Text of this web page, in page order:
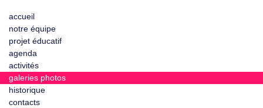
accueil
notre équipe
projet éducatif
agenda
activités
galeries photos
historique
contacts